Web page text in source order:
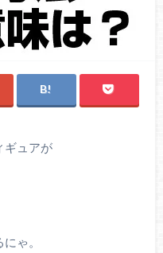
ギュアが
ゃ。